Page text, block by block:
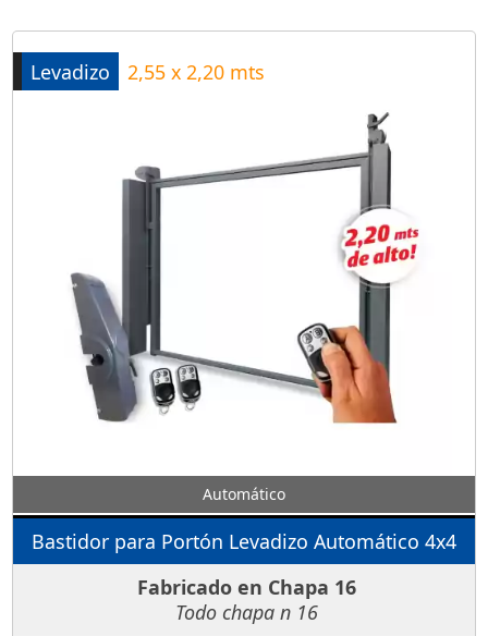
Automático
Bastidor para Portón Levadizo Automático 4x4
Fabricado en Chapa 16
Todo chapa n 16
Levadizo 2,55 x 2,20 mts